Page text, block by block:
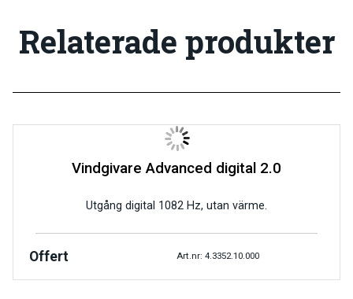
Relaterade produkter
Vindgivare Advanced digital 2.0
Utgång digital 1082 Hz, utan värme.
Offert Art.nr: 4.3352.10.000